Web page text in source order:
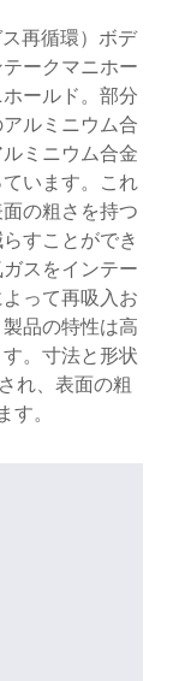
再循環）ボデ
ークマニホー
ールド。部分
ルミニウム合
ミニウム合金
います。これ
の粗さを持つ
すことができ
スをインテー
って再吸入お
品の特性は高
。寸法と形状
れ、表面の粗
。
ンジン
ト
商用車変
/ ハンド
受座
レーキ
動フラ